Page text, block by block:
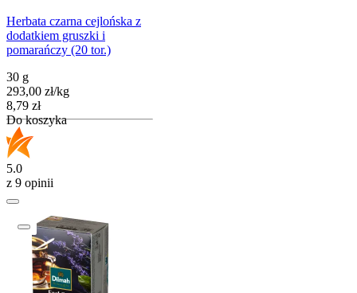
Herbata czarna cejlońska z
dodatkiem gruszki i
pomarańczy (20 tor.)
30 g
293,00 zł/kg
Cena
8,79 zł
Do koszyka
5.0
z 9 opinii